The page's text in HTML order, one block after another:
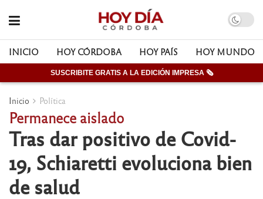
INICIO HOY CÓRDOBA HOY PAÍS HOY MUNDO
SUSCRIBITE GRATIS A LA EDICIÓN IMPRESA 🗞
Inicio Política
Permanece aislado
Tras dar positivo de Covid-
19, Schiaretti evoluciona bien
de salud